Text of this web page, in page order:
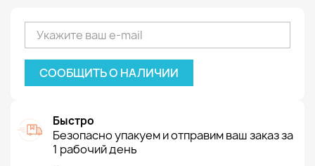
СООБЩИТЬ О НАЛИЧИИ
Быстро
Безопасно упакуем и отправим ваш заказ за
1 рабочий день